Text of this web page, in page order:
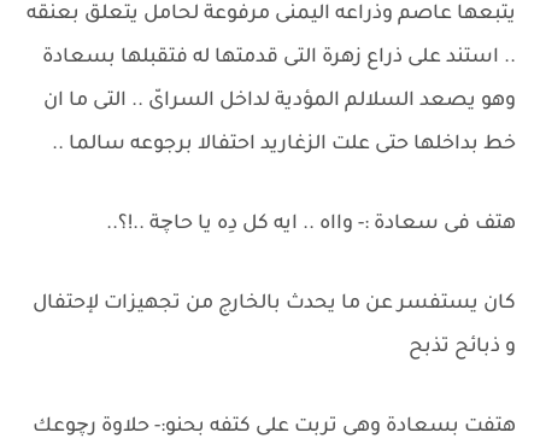
يتبعها عاصم وذراعه اليمنى مرفوعة لحامل يتعلق بعنقه
.. استند على ذراع زهرة التى قدمتها له فتقبلها بسعادة
وهو يصعد السلالم المؤدية لداخل السراىّ .. التى ما ان
خط بداخلها حتى علت الزغاريد احتفالا برجوعه سالما ..
هتف فى سعادة :- وااه .. ايه كل دِه يا حاچة ..!؟..
كان يستفسر عن ما يحدث بالخارج من تجهيزات لإحتفال
و ذبائح تذبح
هتفت بسعادة وهى تربت على كتفه بحنو:- حلاوة رچوعك